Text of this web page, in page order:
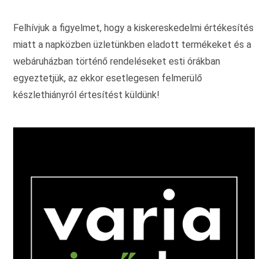
Felhívjuk a figyelmet, hogy a kiskereskedelmi értékesítés
miatt a napközben üzletünkben eladott termékeket és a
webáruházban történő rendeléseket esti órákban
egyeztetjük, az ekkor esetlegesen felmerülő
készlethiányról értesítést küldünk!